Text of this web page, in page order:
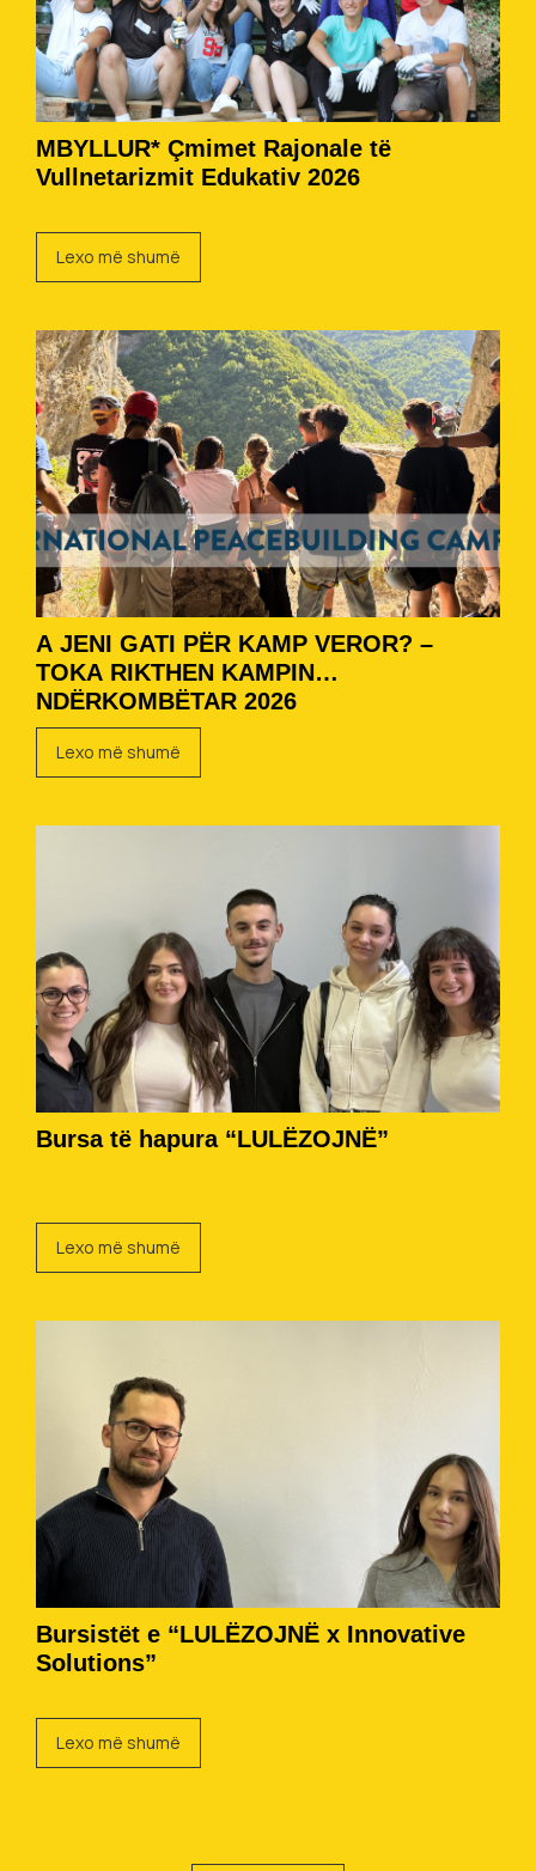
MBYLLUR* Çmimet Rajonale të
Vullnetarizmit Edukativ 2026
Lexo më shumë
A JENI GATI PËR KAMP VEROR? –
TOKA RIKTHEN KAMPIN
NDËRKOMBËTAR 2026
Lexo më shumë
Bursa të hapura “LULËZOJNË”
Lexo më shumë
Bursistët e “LULËZOJNË x Innovative
Solutions”
Lexo më shumë